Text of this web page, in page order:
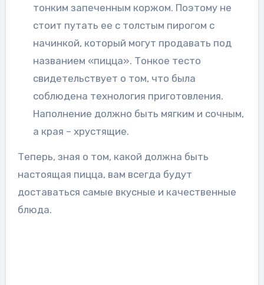
тонким запеченным коржом. Поэтому не
стоит путать ее с толстым пирогом с
начинкой, который могут продавать под
названием «пицца». Тонкое тесто
свидетельствует о том, что была
соблюдена технология приготовления.
Наполнение должно быть мягким и сочным,
а края – хрустящие.
Теперь, зная о том, какой должна быть
настоящая пицца, вам всегда будут
доставаться самые вкусные и качественные
блюда.